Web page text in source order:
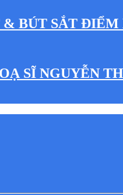
BÚT SẮT ĐIỂM
SĨ NGUYỄN